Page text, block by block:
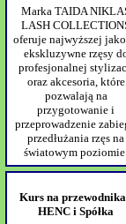
Marka TAIDA
LASH
oferuje najwyższej
ekskluzywne rzęsy
profesjonalnej
oraz akcesoria, które
pozwalają na
przygotowanie i
przeprowadzenie
przedłużania rzęs na
światowym poziomie.
Kurs na
HENC i Spółka